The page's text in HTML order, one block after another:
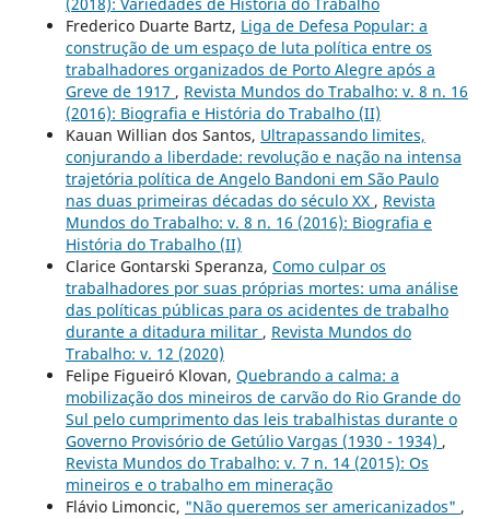
Frederico Duarte Bartz, Liga de Defesa Popular: a
construção de um espaço de luta política entre os
trabalhadores organizados de Porto Alegre após a
Greve de 1917 , Revista Mundos do Trabalho: v. 8 n. 16
(2016): Biografia e História do Trabalho (II)
Kauan Willian dos Santos, Ultrapassando limites,
conjurando a liberdade: revolução e nação na intensa
trajetória política de Angelo Bandoni em São Paulo
nas duas primeiras décadas do século XX , Revista
Mundos do Trabalho: v. 8 n. 16 (2016): Biografia e
História do Trabalho (II)
Clarice Gontarski Speranza, Como culpar os
trabalhadores por suas próprias mortes: uma análise
das políticas públicas para os acidentes de trabalho
durante a ditadura militar , Revista Mundos do
Trabalho: v. 12 (2020)
Felipe Figueiró Klovan, Quebrando a calma: a
mobilização dos mineiros de carvão do Rio Grande do
Sul pelo cumprimento das leis trabalhistas durante o
Governo Provisório de Getúlio Vargas (1930 - 1934) ,
Revista Mundos do Trabalho: v. 7 n. 14 (2015): Os
mineiros e o trabalho em mineração
Flávio Limoncic, "Não queremos ser americanizados" ,